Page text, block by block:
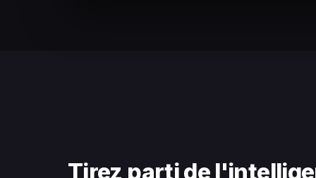
Tirez parti de